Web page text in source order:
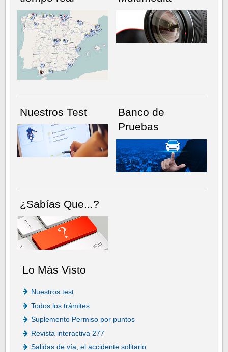
NÚMERO ACTUALHEMEROTECA
Nuestros Test
Banco de
Pruebas
¿Sabías Que...?
Lo Más Visto
Nuestros test
Todos los trámites
Suplemento Permiso por puntos
Revista interactiva 277
Salidas de vía, el accidente solitario